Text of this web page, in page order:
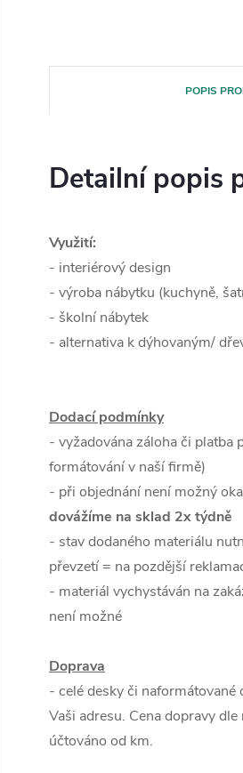
POPIS
Detailní popis
Využití:
- interiérový design
- výroba nábytku (kuchyně,
- školní nábytek
- alternativa k dýhovaným/
Dodací podmínky
- vyžadována záloha či platba
formátování v naší firmě)
- při objednání není možný
dovážíme na sklad 2x týdně
- stav dodaného materiálu
převzetí = na pozdější
- materiál vychystáván na
není možné
Doprava
- celé desky či naformátované
Vaši adresu. Cena dopravy
účtováno od km.